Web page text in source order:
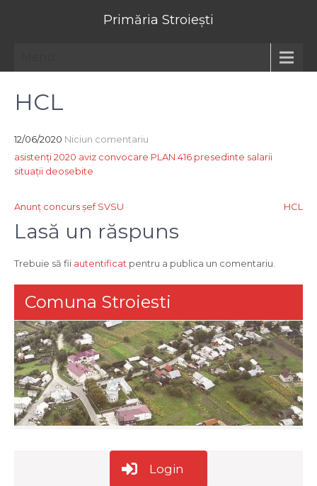
Primăria Stroiești
HCL
12/06/2020 Niciun comentariu
asistenți 2020 aviz convocare PLAN 416 presedinte salarii
situații deosebite
Navigare
în
Anunț concurs șef SVSU HCL
Lasă un răspuns
Trebuie să fii autentificat pentru a publica un comentariu.
Comuna Stroiesti
Login